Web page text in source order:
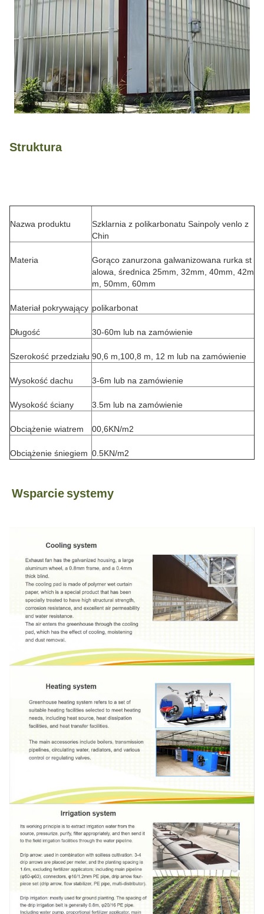
Struktura
Nazwa produktu
Szklarnia z polikarbonatu Sainpoly venlo z
Chin
Materia
Gorąco zanurzona galwanizowana rurka st
alowa, średnica 25mm, 32mm, 40mm, 42m
m, 50mm, 60mm
Materiał pokrywający polikarbonat
Długość 30-60m lub na zamówienie
Szerokość przedziału 90,6 m,100,8 m, 12 m lub na zamówienie
Wysokość dachu 3-6m lub na zamówienie
Wysokość ściany 3.5m lub na zamówienie
Obciążenie wiatrem 00,6KN/m2
Obciążenie śniegiem 0.5KN/m2
Wsparcie systemy